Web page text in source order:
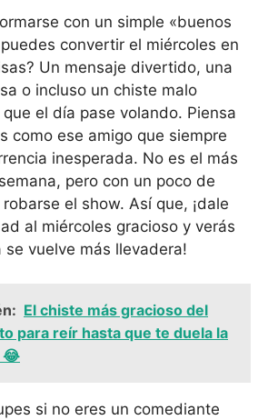
con un simple «buenos
convertir el miércoles en
Un mensaje divertido, una
o incluso un chiste malo
el día pase volando. Piensa
como ese amigo que siempre
inesperada. No es el más
pero con un poco de
el show. Así que, ¡dale
al miércoles gracioso y verás
se vuelve más llevadera!
El chiste más gracioso del
para reír hasta que te duela la
😂
si no eres un comediante